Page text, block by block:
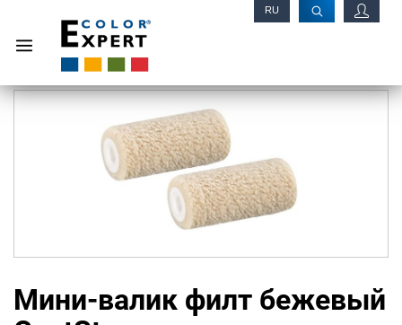
RU
Мини-валик филт бежевый